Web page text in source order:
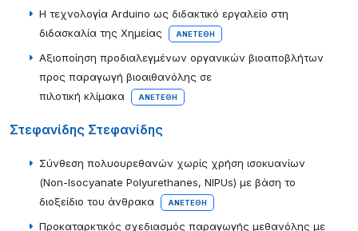
Η τεχνολογία Arduino ως διδακτικό εργαλείο στη
διδασκαλία της Χημείας
ΑΝΕΤΈΘΗ
Αξιοποίηση προδιαλεγμένων οργανικών βιοαποβλήτων
προς παραγωγή βιοαιθανόλης σε
πιλοτική κλίμακα
ΑΝΕΤΈΘΗ
Στεφανίδης Στεφανίδης
Σύνθεση πολυουρεθανών χωρίς χρήση ισοκυανίων
(Non-Isocyanate Polyurethanes, NIPUs) με βάση το
διοξείδιο του άνθρακα
ΑΝΕΤΈΘΗ
Προκαταρκτικός σχεδιασμός παραγωγής μεθανόλης με